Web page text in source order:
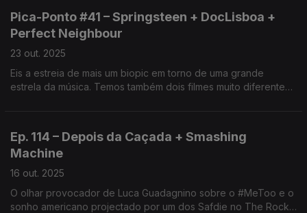
Pica-Ponto #41 – Springsteen + DocLisboa +
Perfect Neighbour
23 out. 2025
Eis a estreia de mais um biopic em torno de uma grande
estrela da música. Temos também dois filmes muito diferentes
Ep. 114 – Depois da Caçada + Smashing
Machine
16 out. 2025
O olhar provocador de Luca Guadagnino sobre o #MeToo e o
sonho americano projectado por um dos Safdie no The Rock.